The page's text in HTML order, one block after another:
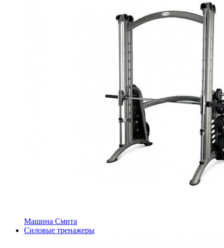
Машина Смита
Силовые тренажеры